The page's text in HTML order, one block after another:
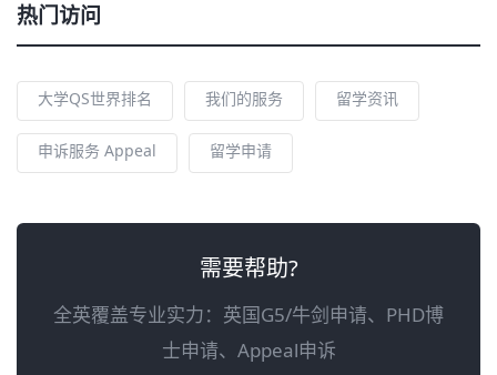
热门访问
大学QS世界排名 我们的服务 留学资讯
申诉服务 Appeal 留学申请
需要帮助?
全英覆盖专业实力：英国G5/牛剑申请、PHD博
士申请、Appeal申诉